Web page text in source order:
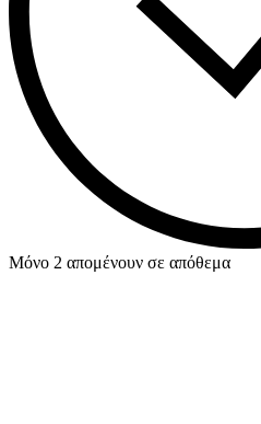
Μόνο 2 απομένουν σε απόθεμα